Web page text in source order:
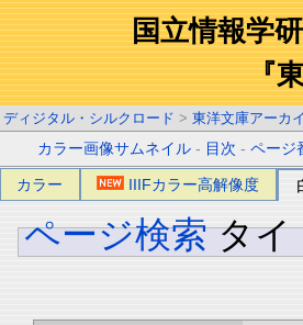
国立情報学
『
ディジタル・シルクロード > 東洋文庫アーカ
カラー画像サムネイル - 目次 -ページ
カラー IIIFカラー高解像度
ページ検索 タ